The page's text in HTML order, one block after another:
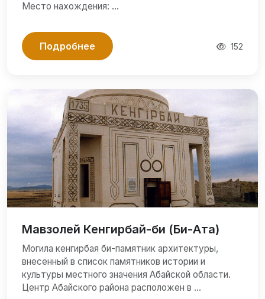
Место нахождения: …
Подробнее 152
Мавзолей Кенгирбай-би (Би-Ата)
Могила кенгирбая би-памятник архитектуры,
внесенный в список памятников истории и
культуры местного значения Абайской области.
Центр Абайского района расположен в …